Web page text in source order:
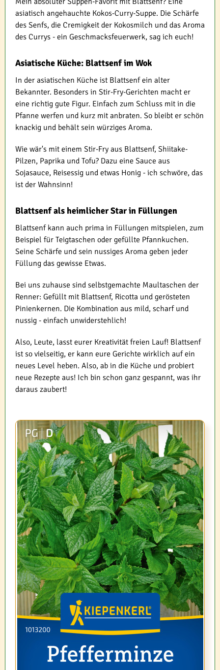
asiatisch angehauchte Kokos-Curry-Suppe. Die Schärfe
des Senfs, die Cremigkeit der Kokosmilch und das Aroma
des Currys - ein Geschmacksfeuerwerk, sag ich euch!
Asiatische Küche: Blattsenf im Wok
In der asiatischen Küche ist Blattsenf ein alter
Bekannter. Besonders in Stir-Fry-Gerichten macht er
eine richtig gute Figur. Einfach zum Schluss mit in die
Pfanne werfen und kurz mit anbraten. So bleibt er schön
knackig und behält sein würziges Aroma.
Wie wär's mit einem Stir-Fry aus Blattsenf, Shiitake-
Pilzen, Paprika und Tofu? Dazu eine Sauce aus
Sojasauce, Reisessig und etwas Honig - ich schwöre, das
ist der Wahnsinn!
Blattsenf als heimlicher Star in Füllungen
Blattsenf kann auch prima in Füllungen mitspielen, zum
Beispiel für Teigtaschen oder gefüllte Pfannkuchen.
Seine Schärfe und sein nussiges Aroma geben jeder
Füllung das gewisse Etwas.
Bei uns zuhause sind selbstgemachte Maultaschen der
Renner: Gefüllt mit Blattsenf, Ricotta und gerösteten
Pinienkernen. Die Kombination aus mild, scharf und
nussig - einfach unwiderstehlich!
Also, Leute, lasst eurer Kreativität freien Lauf! Blattsenf
ist so vielseitig, er kann eure Gerichte wirklich auf ein
neues Level heben. Also, ab in die Küche und probiert
neue Rezepte aus! Ich bin schon ganz gespannt, was ihr
daraus zaubert!